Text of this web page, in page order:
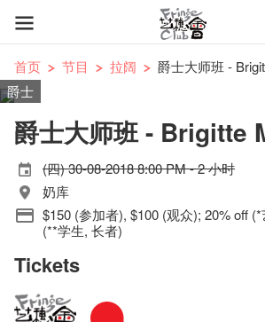
首页 节目 拉阔
爵士大师班 -
爵士
爵士大师班 - Brigitte
(四) 30-08-2018 8:00 PM - 2 小时
奶库
$150 (参加者), $100 (观众); 20% off
(**学生, 长者)
Tickets